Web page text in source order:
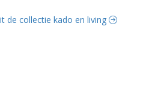
de collectie kado en living